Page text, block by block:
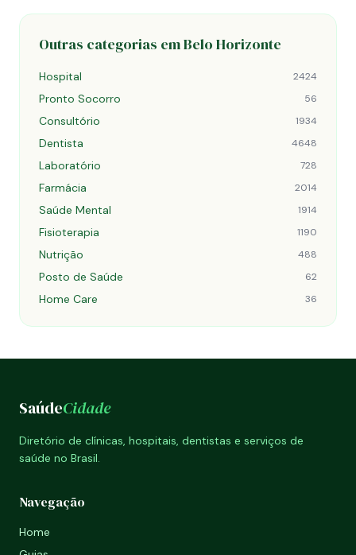
Outras categorias em Belo Horizonte
Hospital 2424
Pronto Socorro 56
Consultório 1934
Dentista 4648
Laboratório 728
Farmácia 2014
Saúde Mental 1914
Fisioterapia 1190
Nutrição 488
Posto de Saúde 62
Home Care 36
SaúdeCidade
Diretório de clínicas, hospitais, dentistas e serviços de
saúde no Brasil.
Navegação
Home